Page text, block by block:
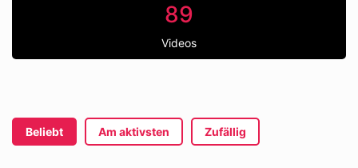
89
Videos
Beliebt Am aktivsten Zufällig